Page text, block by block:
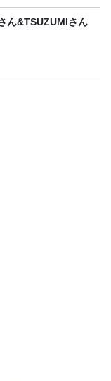
ん&TSUZUMIさん